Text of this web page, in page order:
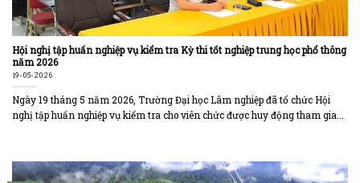
Hội nghị tập huấn nghiệp vụ kiểm tra Kỳ thi tốt nghiệp trung học phổ thông
năm 2026
19-05-2026
Ngày 19 tháng 5 năm 2026, Trường Đại học Lâm nghiệp đã tổ chức Hội
nghị tập huấn nghiệp vụ kiểm tra cho viên chức được huy động tham gia...